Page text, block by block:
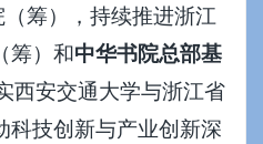
筹），持续推进浙江
筹）和中华书院总部基
西安交通大学与浙江省
科技创新与产业创新深